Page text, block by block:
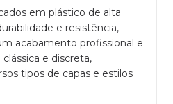
em plástico de alta
e resistência,
acabamento profissional e
e discreta,
tipos de capas e estilos